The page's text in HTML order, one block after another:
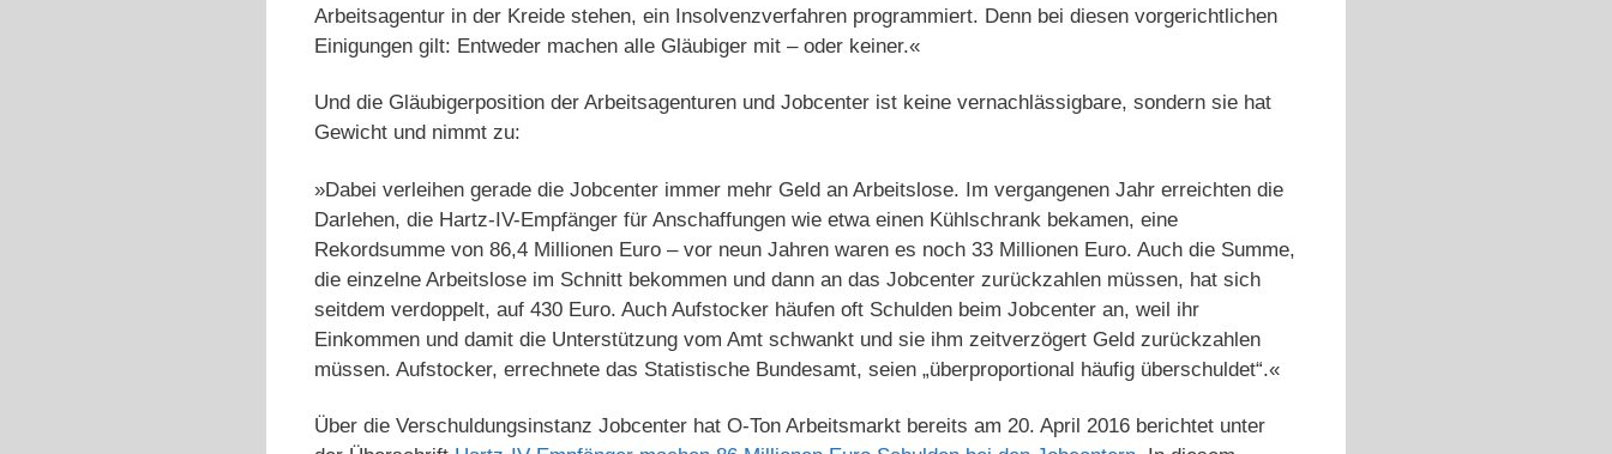
Arbeitsagentur in der Kreide stehen, ein Insolvenzverfahren programmiert. Denn bei diesen vorgerichtlichen
Einigungen gilt: Entweder machen alle Gläubiger mit – oder keiner.«
Und die Gläubigerposition der Arbeitsagenturen und Jobcenter ist keine vernachlässigbare, sondern sie hat
Gewicht und nimmt zu:
»Dabei verleihen gerade die Jobcenter immer mehr Geld an Arbeitslose. Im vergangenen Jahr erreichten die
Darlehen, die Hartz-IV-Empfänger für Anschaffungen wie etwa einen Kühlschrank bekamen, eine
Rekordsumme von 86,4 Millionen Euro – vor neun Jahren waren es noch 33 Millionen Euro. Auch die Summe,
die einzelne Arbeitslose im Schnitt bekommen und dann an das Jobcenter zurückzahlen müssen, hat sich
seitdem verdoppelt, auf 430 Euro. Auch Aufstocker häufen oft Schulden beim Jobcenter an, weil ihr
Einkommen und damit die Unterstützung vom Amt schwankt und sie ihm zeitverzögert Geld zurückzahlen
müssen. Aufstocker, errechnete das Statistische Bundesamt, seien „überproportional häufig überschuldet“.«
Über die Verschuldungsinstanz Jobcenter hat O-Ton Arbeitsmarkt bereits am 20. April 2016 berichtet unter